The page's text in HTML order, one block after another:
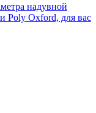
надувной
Poly Oxford, для вас